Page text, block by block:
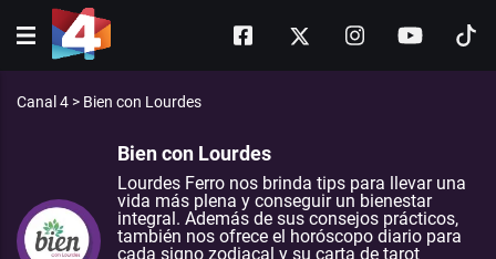
Canal 4 > Bien con Lourdes
Bien con Lourdes
Lourdes Ferro nos brinda tips para llevar una
vida más plena y conseguir un bienestar
integral. Además de sus consejos prácticos,
también nos ofrece el horóscopo diario para
cada signo zodiacal y su carta de tarot